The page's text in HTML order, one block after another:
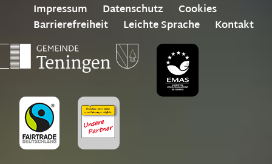
Impressum Datenschutz
Cookies
Barrierefreiheit
Leichte Sprache Kontakt